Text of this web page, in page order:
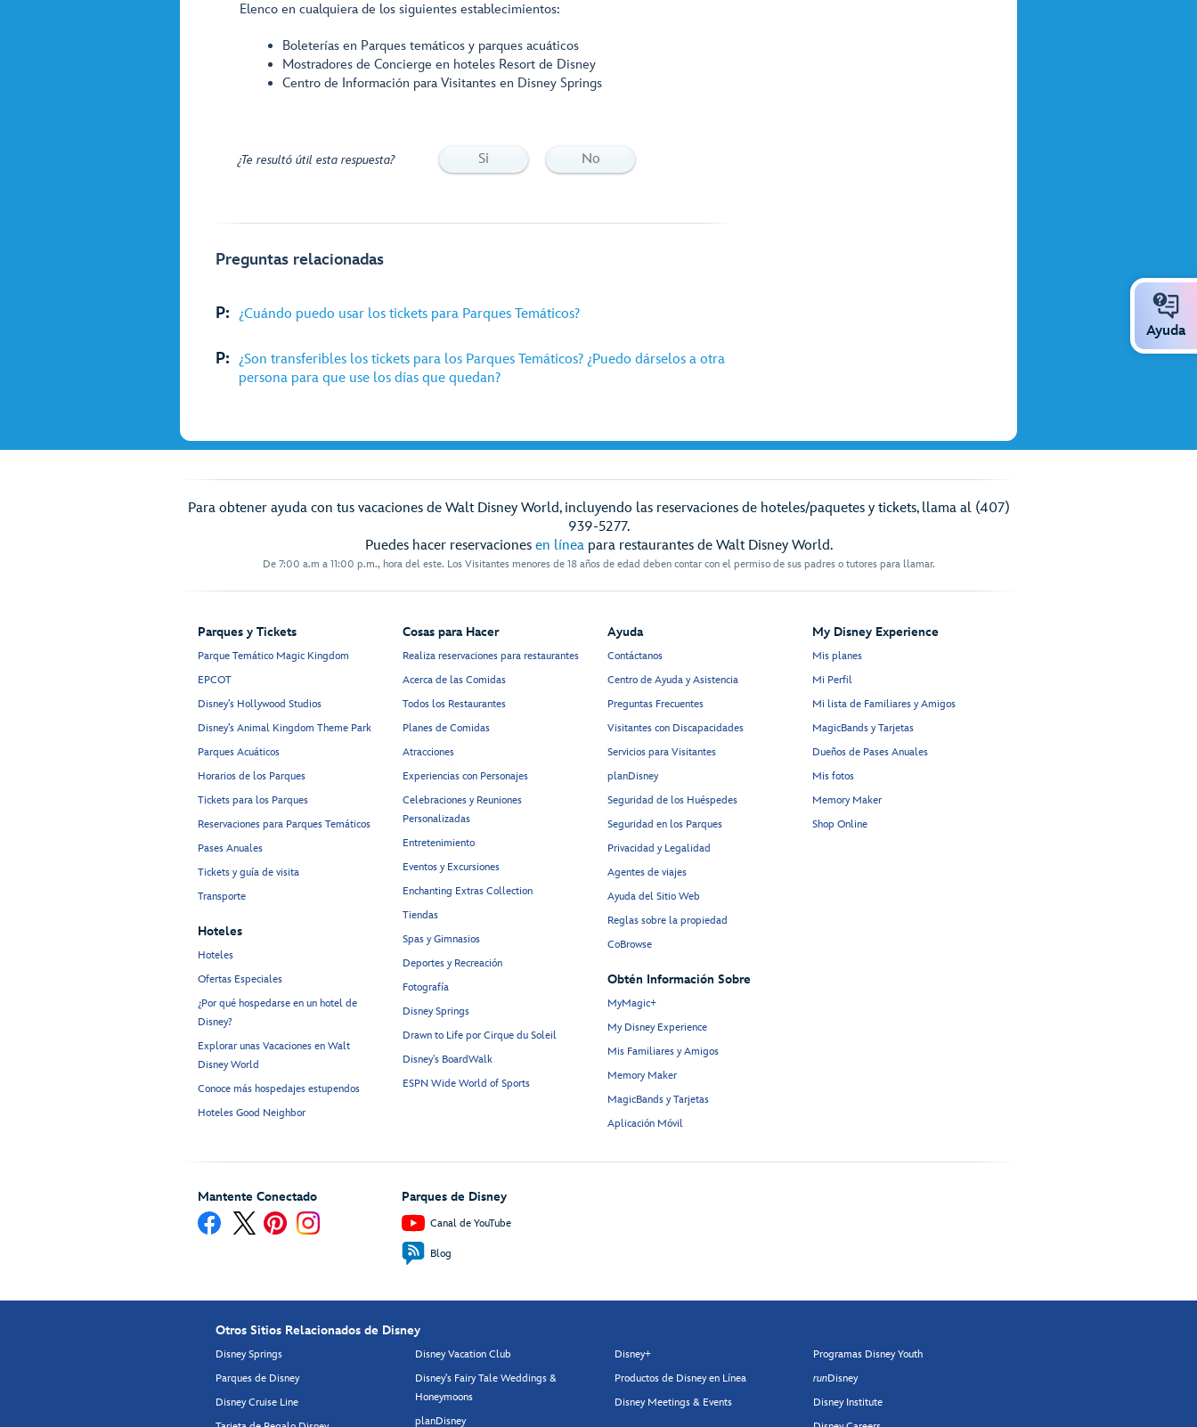
Elenco en cualquiera de los siguientes establecimientos:
Boleterías en Parques temáticos y parques acuáticos
Mostradores de Concierge en hoteles Resort de Disney
Centro de Información para Visitantes en Disney Springs
¿Te resultó útil esta respuesta? Si No
Preguntas relacionadas
P: ¿Cuándo puedo usar los tickets para Parques Temáticos?
P: ¿Son transferibles los tickets para los Parques Temáticos? ¿Puedo dárselos a otra
persona para que use los días que quedan?
Para obtener ayuda con tus vacaciones de Walt Disney World, incluyendo las reservaciones de hoteles/paquetes y tickets, llama al (407)
939-5277.
Puedes hacer reservaciones en líneapara restaurantes de Walt Disney World.
De 7:00 a.m a 11:00 p.m., hora del este. Los Visitantes menores de 18 años de edad deben contar con el permiso de sus padres o tutores para llamar.
Parques y Tickets
Parque Temático Magic Kingdom
EPCOT
Disney’s Hollywood Studios
Disney’s Animal Kingdom Theme Park
Parques Acuáticos
Horarios de los Parques
Tickets para los Parques
Reservaciones para Parques Temáticos
Pases Anuales
Tickets y guía de visita
Transporte
Hoteles
Hoteles
Ofertas Especiales
¿Por qué hospedarse en un hotel de
Disney?
Explorar unas Vacaciones en Walt
Disney World
Conoce más hospedajes estupendos
Hoteles Good Neighbor
Cosas para Hacer
Realiza reservaciones para restaurantes
Acerca de las Comidas
Todos los Restaurantes
Planes de Comidas
Atracciones
Experiencias con Personajes
Celebraciones y Reuniones
Personalizadas
Entretenimiento
Eventos y Excursiones
Enchanting Extras Collection
Tiendas
Spas y Gimnasios
Deportes y Recreación
Fotografía
Disney Springs
Drawn to Life por Cirque du Soleil
Disney's BoardWalk
ESPN Wide World of Sports
Ayuda
Contáctanos
Centro de Ayuda y Asistencia
Preguntas Frecuentes
Visitantes con Discapacidades
Servicios para Visitantes
planDisney
Seguridad de los Huéspedes
Seguridad en los Parques
Privacidad y Legalidad
Agentes de viajes
Ayuda del Sitio Web
Reglas sobre la propiedad
CoBrowse
Obtén Información Sobre
MyMagic+
My Disney Experience
Mis Familiares y Amigos
Memory Maker
MagicBands y Tarjetas
Aplicación Móvil
My Disney Experience
Mis planes
Mi Perfil
Mi lista de Familiares y Amigos
MagicBands y Tarjetas
Dueños de Pases Anuales
Mis fotos
Memory Maker
Shop Online
Mantente Conectado Parques de Disney
Canal de YouTube
Blog
Otros Sitios Relacionados de Disney
Disney Springs
Parques de Disney
Disney Cruise Line
Disney Vacation Club
Disney's Fairy Tale Weddings &
Honeymoons
planDisney
Disney+
Productos de Disney en Línea
Disney Meetings & Events
Programas Disney Youth
runDisney
Disney Institute
Ayuda